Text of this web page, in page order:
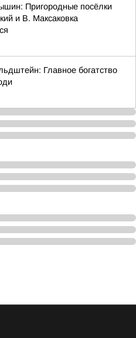
Пригородные посёлки
и В. Максаковка
Главное богатство